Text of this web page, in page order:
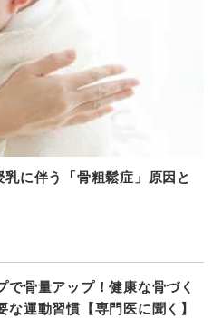
に伴う「骨粗鬆症」原因と
で骨量アップ！健康な骨づく
な運動習慣【専門医に聞く】